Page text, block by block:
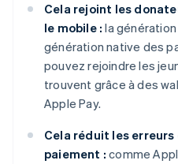
Cela rejoint les
le mobile : la
génération native des
pouvez rejoindre les
trouvent grâce à des
Apple Pay.
Cela réduit les erreurs
paiement : comme